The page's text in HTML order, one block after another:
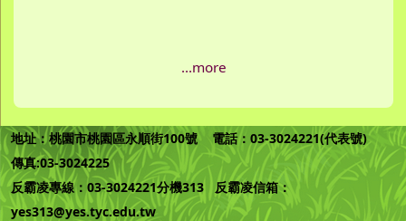
...more
地址：桃園市桃園區永順街100號 電話：03-3024221(代表號)
傳真:03-3024225
反霸凌專線：03-3024221分機313 反霸凌信箱：
yes313@yes.tyc.edu.tw